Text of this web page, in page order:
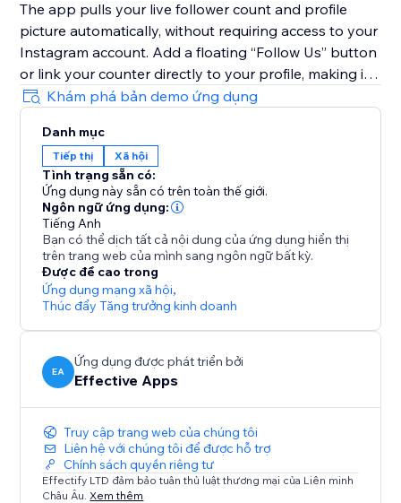
The app pulls your live follower count and profile
picture automatically, without requiring access to your
Instagram account. Add a floating “Follow Us” button
or link your counter directly to your profile, making it
simple for visitors to follow you instantly and grow
your engaged audience.
With Instagram Followers Counter, you’ll transform
traffic into followers, increase engagement, and
showcase the social proof your brand truly deserves.
Khám phá bản demo ứng dụng
Danh mục
Tiếp thị Xã hội
Tình trạng sẵn có:
Ứng dụng này sẵn có trên toàn thế giới.
Ngôn ngữ ứng dụng:
Tiếng Anh
Bạn có thể dịch tất cả nội dung của ứng dụng hiển thị
trên trang web của mình sang ngôn ngữ bất kỳ.
Được đề cao trong
Ứng dụng mạng xã hội,
Thúc đẩy Tăng trưởng kinh doanh
EA
Ứng dụng được phát triển bởi
Effective Apps
Truy cập trang web của chúng tôi
Liên hệ với chúng tôi để được hỗ trợ
Chính sách quyền riêng tư
Effectify LTD đảm bảo tuân thủ luật thương mại của Liên minh
Châu Âu. Xem thêm